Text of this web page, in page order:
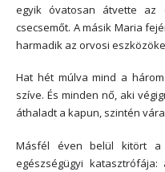
egyik óvatosan átvette az
csecsemőt. A másik Maria
harmadik az orvosi
Hat hét múlva mind a
szíve. És minden nő, aki
áthaladt a kapun, szintén
Másfél éven belül kitört a
egészségügyi